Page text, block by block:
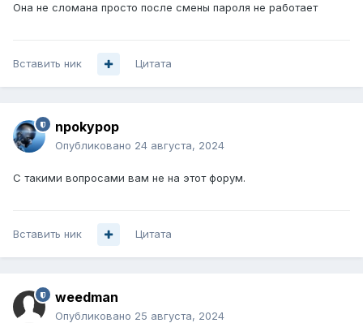
Она не сломана просто после смены пароля не работает
Вставить ник Цитата
npokypop
Опубликовано 24 августа, 2024
С такими вопросами вам не на этот форум.
Вставить ник Цитата
weedman
Опубликовано 25 августа, 2024